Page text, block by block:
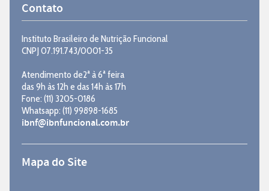
Contato
Instituto Brasileiro de Nutrição Funcional
CNPJ 07.191.743/0001-35
Atendimento de2ª à 6ª feira
das 9h às 12h e das 14h às 17h
Fone: (11) 3205-0186
Whatsapp: (11) 99898-1685
ibnf@ibnfuncional.com.br
Mapa do Site